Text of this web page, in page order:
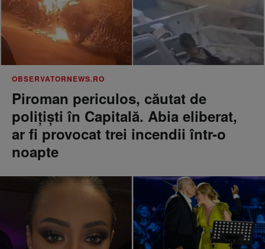
OBSERVATORNEWS.RO
Piroman periculos, căutat de
poliţişti în Capitală. Abia eliberat,
ar fi provocat trei incendii într-o
noapte